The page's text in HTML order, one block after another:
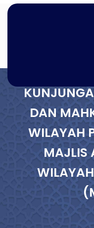
DAN
WILAYAH
MAJLIS